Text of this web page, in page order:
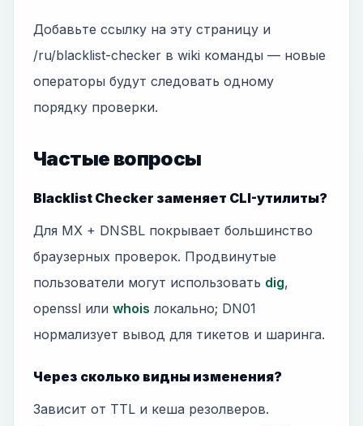
Добавьте ссылку на эту страницу и
/ru/blacklist-checker в wiki команды — новые
операторы будут следовать одному
порядку проверки.
Частые вопросы
Blacklist Checker заменяет CLI-утилиты?
Для MX + DNSBL покрывает большинство
браузерных проверок. Продвинутые
пользователи могут использовать dig,
openssl или whois локально; DN01
нормализует вывод для тикетов и шаринга.
Через сколько видны изменения?
Зависит от TTL и кеша резолверов.